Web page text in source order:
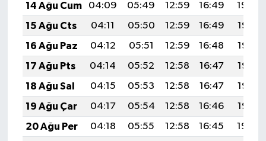
14 Ağu Cum
04:09 05:49 12:59 16:49
19:59
15 Ağu Cts
04:11 05:50 12:59 16:49
19:58
16 Ağu Paz
04:12 05:51 12:59 16:48
19:56
17 Ağu Pts
04:14 05:52 12:58 16:47
19:55
18 Ağu Sal
04:15 05:53 12:58 16:47
19:53
19 Ağu Çar
04:17 05:54 12:58 16:46
19:52
20 Ağu Per
04:18 05:55 12:58 16:45
19:50